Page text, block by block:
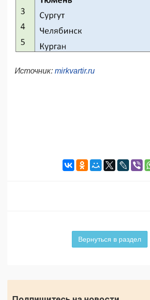
Источник: mirkvartir.ru
Вернуться в раздел